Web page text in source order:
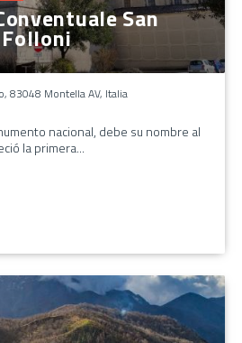
San
83048 Montella AV, Italia
nacional, debe su nombre al
la primera...